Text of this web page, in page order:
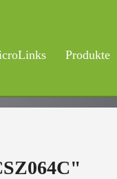
Produkte